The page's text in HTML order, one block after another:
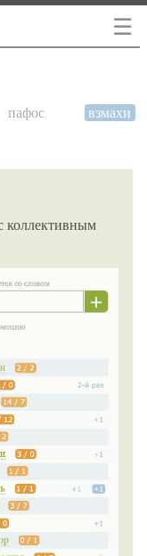
☰
пафос
взмахи
коллективным